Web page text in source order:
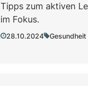
Tipps zum aktiven
im Fokus.
28.10.2024 Gesundheit